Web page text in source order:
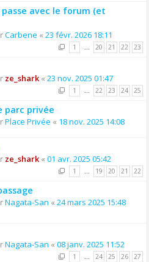
avec le forum (et
Carbene « 23 févr. 2026 18:11
1 … 20 21 22 23
ze_shark« 23 nov. 2025 01:47
1 … 22 23 24 25
parc privée
Place Privée « 18 nov. 2025 14:08
ze_shark« 01 avr. 2025 05:42
1 … 19 20 21 22
Nagata-San « 24 mars 2025 15:48
Nagata-San « 08 janv. 2025 11:52
1 … 24 25 26 27